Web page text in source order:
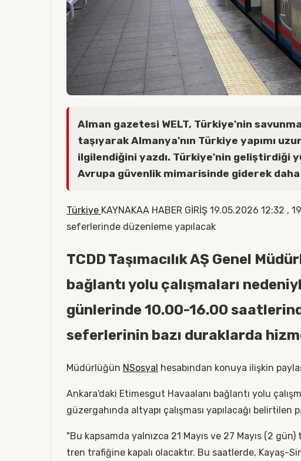
Alman gazetesi WELT, Türkiye'nin
taşıyarak Almanya'nın Türkiye yapımı
ilgilendiğini yazdı. Türkiye'nin geliştirdiği
Avrupa güvenlik mimarisinde giderek
Türkiye KAYNAKAA HABER GİRİŞ 19.05.2026 12:32
seferlerinde düzenleme yapılacak
TCDD Taşımacılık AŞ Genel
bağlantı yolu çalışmaları
günlerinde 10.00-16.00
seferlerinin bazı duraklarda
Müdürlüğün NSosyal hesabından konuya ilişkin
Ankara'daki Etimesgut Havaalanı bağlantı yolu
güzergahında altyapı çalışması yapılacağı belirtilen
"Bu kapsamda yalnızca 21 Mayıs ve 27 Mayıs (2
tren trafiğine kapalı olacaktır. Bu saatlerde, Kayaş-